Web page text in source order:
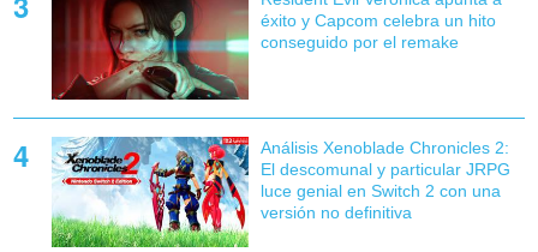
éxito y Capcom celebra un hito
conseguido por el remake
Análisis Xenoblade Chronicles 2:
El descomunal y particular JRPG
luce genial en Switch 2 con una
versión no definitiva